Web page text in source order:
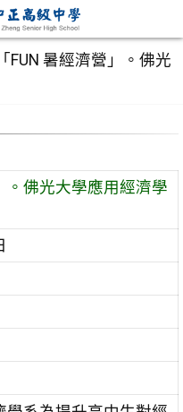
「FUN 暑經濟營」。佛光
。佛光大學應用經濟學